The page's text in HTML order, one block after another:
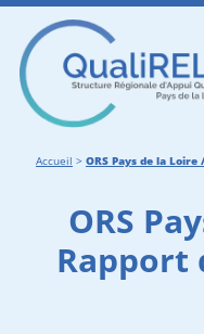
Accueil > ORS Pays de la
ORS
Rapport